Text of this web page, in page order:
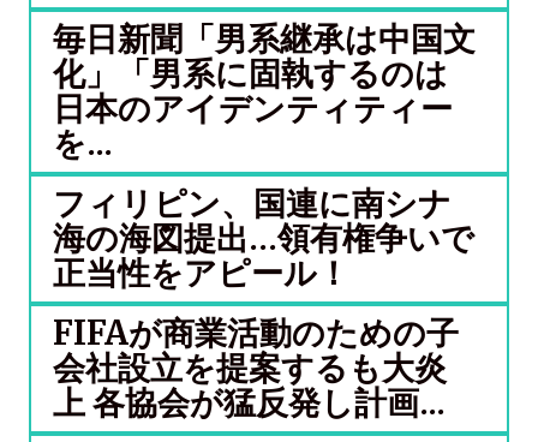
毎日新聞「男系継承は中国文
化」「男系に固執するのは
日本のアイデンティティー
を...
フィリピン、国連に南シナ
海の海図提出…領有権争いで
正当性をアピール！
FIFAが商業活動のための子
会社設立を提案するも大炎
上 各協会が猛反発し計画...